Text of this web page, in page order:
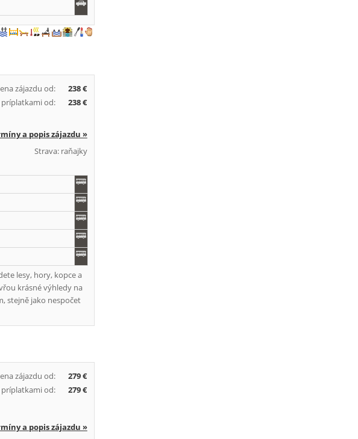
zájazdu od:
238 €
príplatkami od:
238 €
a popis zájazdu »
Strava: raňajky
lesy, hory, kopce a
krásné výhledy na
stejně jako nespočet
zájazdu od:
279 €
príplatkami od:
279 €
a popis zájazdu »